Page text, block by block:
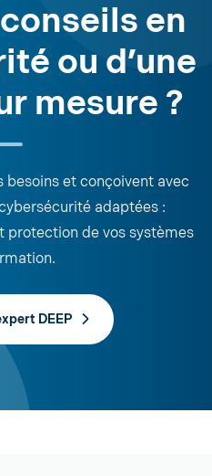
en
ou d’une
mesure ?
besoins et conçoivent avec
adaptées :
de vos systèmes
DEEP